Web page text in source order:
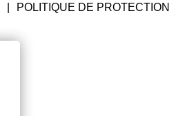
POLITIQUE DE PROTECTION